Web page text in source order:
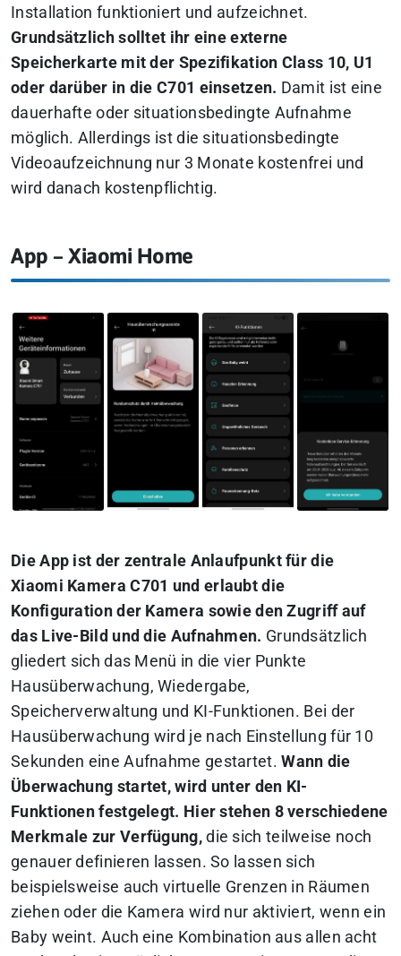
Installation funktioniert und aufzeichnet.
Grundsätzlich solltet ihr eine externe
Speicherkarte mit der Spezifikation Class 10, U1
oder darüber in die C701 einsetzen. Damit ist eine
dauerhafte oder situationsbedingte Aufnahme
möglich. Allerdings ist die situationsbedingte
Videoaufzeichnung nur 3 Monate kostenfrei und
wird danach kostenpflichtig.
App – Xiaomi Home
Die App ist der zentrale Anlaufpunkt für die
Xiaomi Kamera C701 und erlaubt die
Konfiguration der Kamera sowie den Zugriff auf
das Live-Bild und die Aufnahmen. Grundsätzlich
gliedert sich das Menü in die vier Punkte
Hausüberwachung, Wiedergabe,
Speicherverwaltung und KI-Funktionen. Bei der
Hausüberwachung wird je nach Einstellung für 10
Sekunden eine Aufnahme gestartet.Wann die
Überwachung startet, wird unter den KI-
Funktionen festgelegt. Hier stehen 8 verschiedene
Merkmale zur Verfügung,die sich teilweise noch
genauer definieren lassen. So lassen sich
beispielsweise auch virtuelle Grenzen in Räumen
ziehen oder die Kamera wird nur aktiviert, wenn ein
Baby weint. Auch eine Kombination aus allen acht